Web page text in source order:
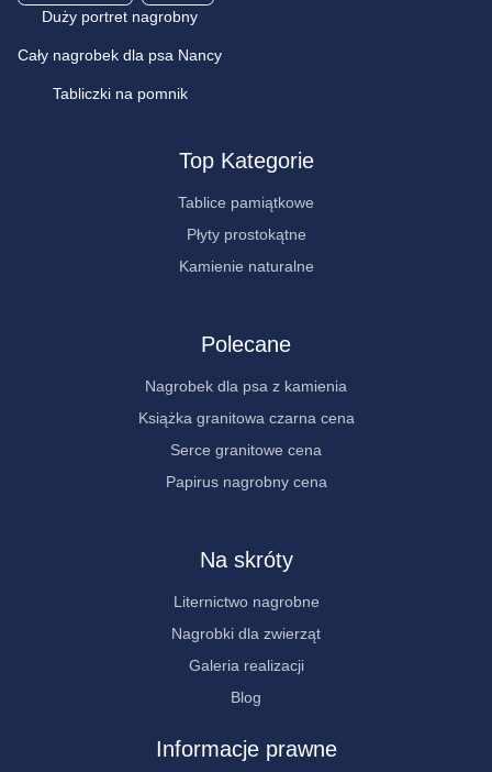
Duży portret nagrobny
Cały nagrobek dla psa Nancy
Tabliczki na pomnik
Top Kategorie
Tablice pamiątkowe
Płyty prostokątne
Kamienie naturalne
Polecane
Nagrobek dla psa z kamienia
Książka granitowa czarna cena
Serce granitowe cena
Papirus nagrobny cena
Na skróty
Liternictwo nagrobne
Nagrobki dla zwierząt
Galeria realizacji
Blog
Informacje prawne